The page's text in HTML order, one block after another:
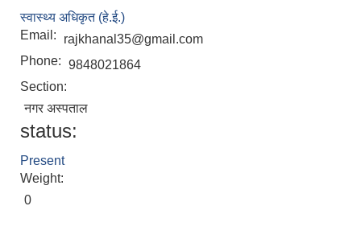
स्वास्थ्य अधिकृत (हे.ई.)
Email:
rajkhanal35@gmail.com
Phone: 9848021864
Section:
नगर अस्पताल
status:
Present
Weight:
0